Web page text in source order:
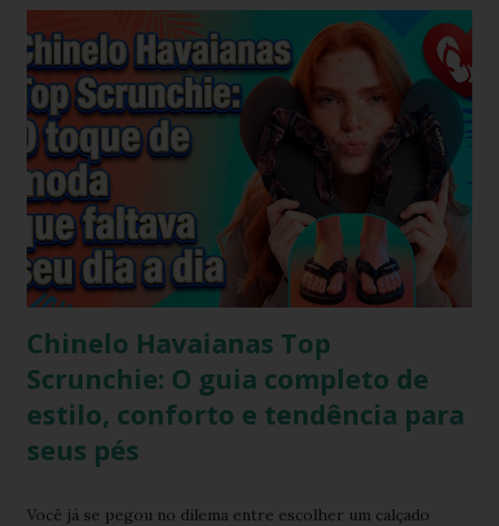
Chinelo Havaianas Top
Scrunchie: O guia completo de
estilo, conforto e tendência para
seus pés
Você já se pegou no dilema entre escolher um calçado